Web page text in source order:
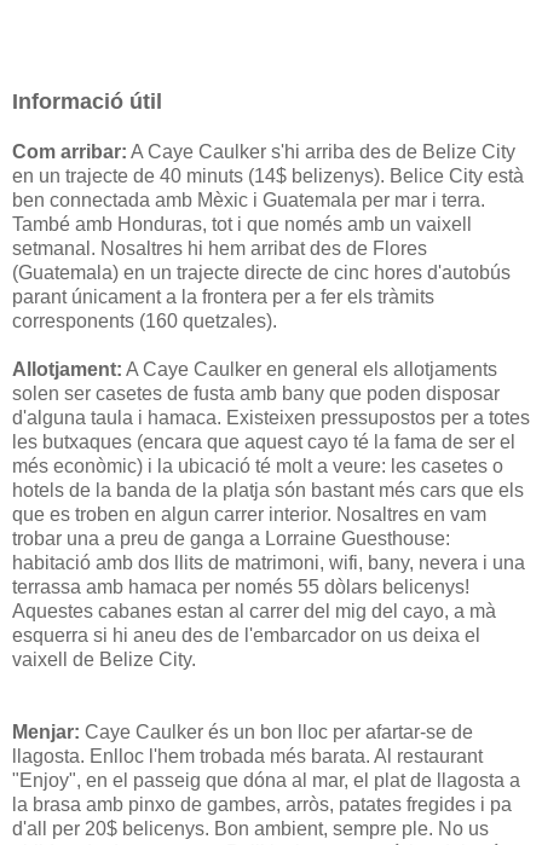
Informació útil
Com arribar: A Caye Caulker s'hi arriba des de Belize City
en un trajecte de 40 minuts (14$ belizenys). Belice City està
ben connectada amb Mèxic i Guatemala per mar i terra.
També amb Honduras, tot i que només amb un vaixell
setmanal. Nosaltres hi hem arribat des de Flores
(Guatemala) en un trajecte directe de cinc hores d'autobús
parant únicament a la frontera per a fer els tràmits
corresponents (160 quetzales).
Allotjament: A Caye Caulker en general els allotjaments
solen ser casetes de fusta amb bany que poden disposar
d'alguna taula i hamaca. Existeixen pressupostos per a totes
les butxaques (encara que aquest cayo té la fama de ser el
més econòmic) i la ubicació té molt a veure: les casetes o
hotels de la banda de la platja són bastant més cars que els
que es troben en algun carrer interior. Nosaltres en vam
trobar una a preu de ganga a Lorraine Guesthouse:
habitació amb dos llits de matrimoni, wifi, bany, nevera i una
terrassa amb hamaca per només 55 dòlars belicenys!
Aquestes cabanes estan al carrer del mig del cayo, a mà
esquerra si hi aneu des de l'embarcador on us deixa el
vaixell de Belize City.
Menjar: Caye Caulker és un bon lloc per afartar-se de
llagosta. Enlloc l'hem trobada més barata. Al restaurant
"Enjoy", en el passeig que dóna al mar, el plat de llagosta a
la brasa amb pinxo de gambes, arròs, patates fregides i pa
d'all per 20$ belicenys. Bon ambient, sempre ple. No us